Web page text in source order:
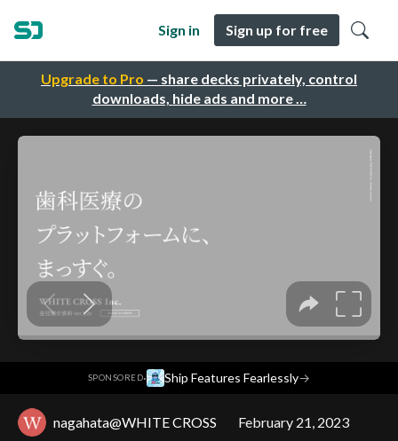
Upgrade to Pro — share decks privately, control
downloads, hide ads and more …
Sign in Sign up for free
SPONSORED· Ship Features Fearlessly→
nagahata@WHITE CROSS February 21, 2023